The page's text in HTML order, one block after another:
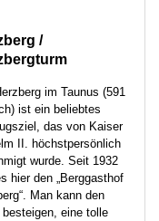
/
im Taunus (591
ist ein beliebtes
das von Kaiser
II. höchstpersönlich
wurde. Seit 1932
hier den „Berggasthof
Man kann den
besteigen, eine tolle